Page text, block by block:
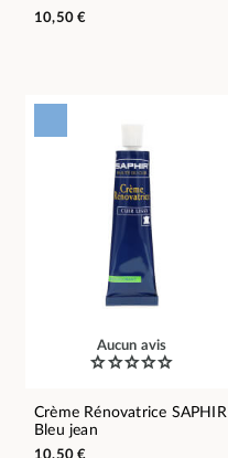
10,50 €
Aucun avis
Crème Rénovatrice SAPHIR
Bleu jean